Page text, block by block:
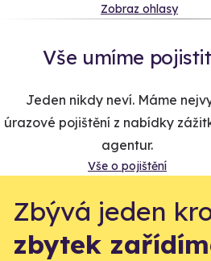
Zobraz ohlasy
Vše umíme pojistit
Jeden nikdy neví. Máme
úrazové pojištění z nabídky
agentur.
Vše o pojištění
Zbývá jeden
zbytek